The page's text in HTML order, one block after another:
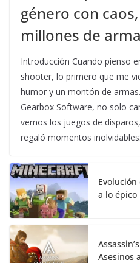
género con
millones de
Introducción Cuando pienso
shooter, lo primero que me
humor y un montón de
Gearbox Software, no solo
vemos los juegos de
regaló momentos
a lo épico
Asesinos